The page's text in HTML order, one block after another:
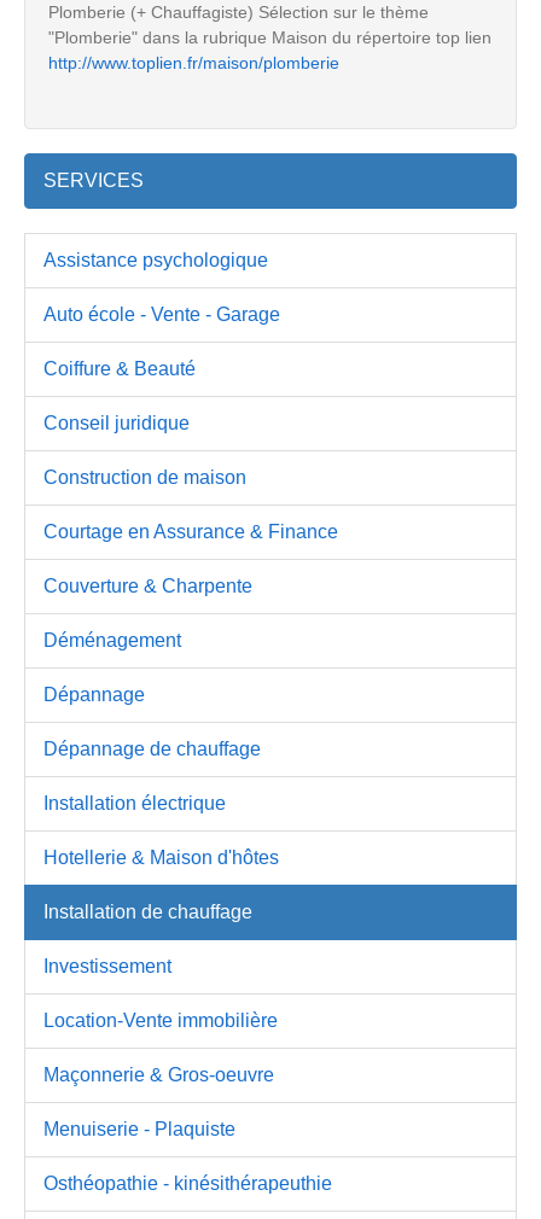
Plomberie (+ Chauffagiste) Sélection sur le thème
"Plomberie" dans la rubrique Maison du répertoire top lien
http://www.toplien.fr/maison/plomberie
SERVICES
Assistance psychologique
Auto école - Vente - Garage
Coiffure & Beauté
Conseil juridique
Construction de maison
Courtage en Assurance & Finance
Couverture & Charpente
Déménagement
Dépannage
Dépannage de chauffage
Installation électrique
Hotellerie & Maison d'hôtes
Installation de chauffage
Investissement
Location-Vente immobilière
Maçonnerie & Gros-oeuvre
Menuiserie - Plaquiste
Osthéopathie - kinésithérapeuthie